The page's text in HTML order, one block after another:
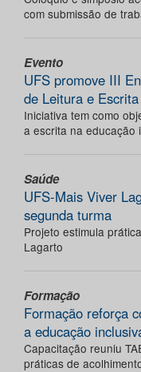
com submissão de
Evento
UFS promove III
de Leitura e
Iniciativa tem como
a escrita na educação
Saúde
UFS-Mais Viver
segunda turma
Projeto estimula
Lagarto
Formação
Formação reforça
a educação
Capacitação reuniu
práticas de